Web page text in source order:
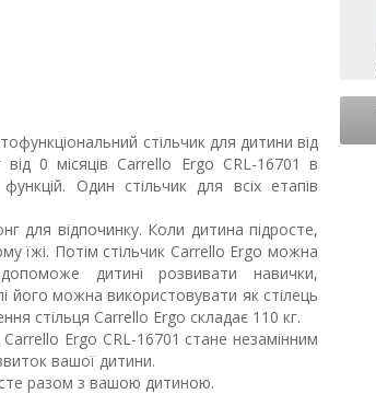
стільчик для дитини від
0 місяців Carrello Ergo CRL-16701 в
Один стільчик для всіх етапів
для відпочинку. Коли дитина підросте,
їжі. Потім стільчик Carrello Ergo можна
дитині розвивати навички,
його можна використовувати як стілець
стільця Carrello Ergo складає 110 кг.
Ergo CRL-16701 стане незамінним
вашої дитини.
разом з вашою дитиною.